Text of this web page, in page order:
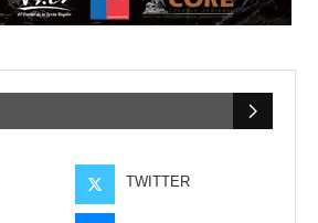
TWITTER